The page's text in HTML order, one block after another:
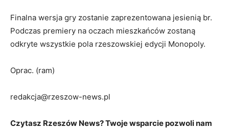
Finalna wersja gry zostanie zaprezentowana jesienią br.
Podczas premiery na oczach mieszkańców zostaną
odkryte wszystkie pola rzeszowskiej edycji Monopoly.
Oprac. (ram)
redakcja@rzeszow-news.pl
Czytasz Rzeszów News? Twoje wsparcie pozwoli nam